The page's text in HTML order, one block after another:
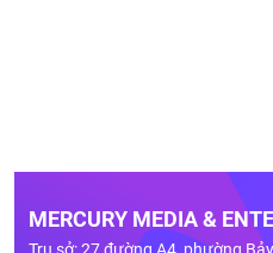
MERCURY MEDIA &